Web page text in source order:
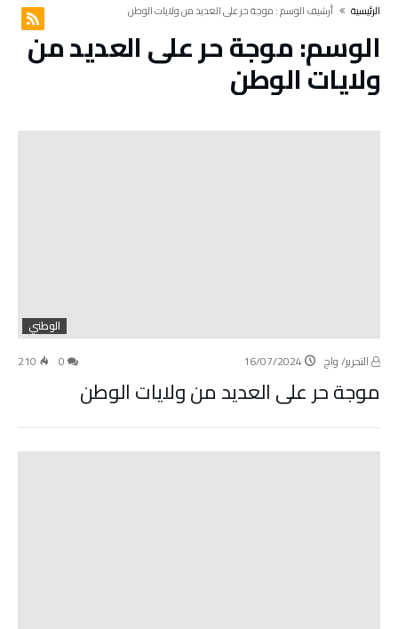
‫الرئيسية‬ ‫أرشيف الوسم :‬ موجة حر على العديد من ولايات الوطن
الوسم:موجة حر على العديد من
ولايات الوطن
الوطني
التحرير/ واج
16/07/2024
210
موجة حر على العديد من ولايات الوطن